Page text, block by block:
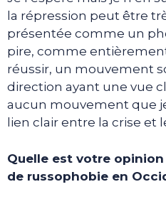
la répression peut être
présentée comme un
pire, comme
réussir, un mouvement
direction ayant une vue
aucun mouvement que
lien clair entre la crise et
Quelle est votre
de russophobie en